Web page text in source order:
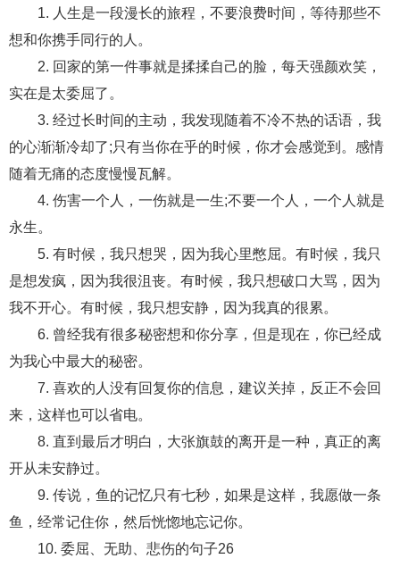
变心 感人 伤感 婚姻问题 脾气
失恋挽救
十二生肖 分手复合 梦见 抽签算命
异地恋 明星
挽留前任 避孕 挽回男友 孕妇食谱
挽回老公 产检 家庭暴力 孕中期
经营婚姻 婚姻修复 孕早期 感情挽回
产妇食谱 同性恋
交流沟通 约会 情感语录 情商 两性健康
其他
1. 人生是一段漫长的旅程，不要浪费时间，等待那些不
想和你携手同行的人。
2. 回家的第一件事就是揉揉自己的脸，每天强颜欢笑，
实在是太委屈了。
3. 经过长时间的主动，我发现随着不冷不热的话语，我
的心渐渐冷却了;只有当你在乎的时候，你才会感觉到。感情
随着无痛的态度慢慢瓦解。
4. 伤害一个人，一伤就是一生;不要一个人，一个人就是
永生。
5. 有时候，我只想哭，因为我心里憋屈。有时候，我只
是想发疯，因为我很沮丧。有时候，我只想破口大骂，因为
我不开心。有时候，我只想安静，因为我真的很累。
6. 曾经我有很多秘密想和你分享，但是现在，你已经成
为我心中最大的秘密。
7. 喜欢的人没有回复你的信息，建议关掉，反正不会回
来，这样也可以省电。
8. 直到最后才明白，大张旗鼓的离开是一种，真正的离
开从未安静过。
9. 传说，鱼的记忆只有七秒，如果是这样，我愿做一条
鱼，经常记住你，然后恍惚地忘记你。
10. 委屈、无助、悲伤的句子26